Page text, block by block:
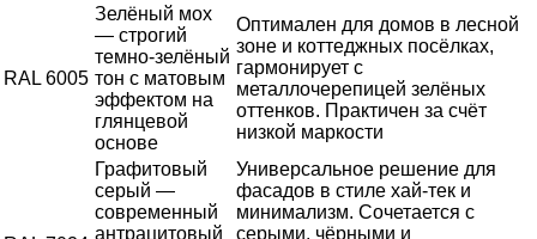
RAL 6005
Зелёный мох
— строгий
темно-зелёный
тон с матовым
эффектом на
глянцевой
основе
Оптимален для домов в лесной
зоне и коттеджных посёлках,
гармонирует с
металлочерепицей зелёных
оттенков. Практичен за счёт
низкой маркости
Графитовый
серый —
современный
антрацитовый
Универсальное решение для
фасадов в стиле хай-тек и
минимализм. Сочетается с
серыми, чёрными и